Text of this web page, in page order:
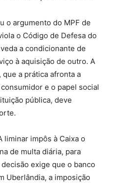
o argumento do MPF de
o Código de Defesa do
a condicionante de
à aquisição de outro. A
a prática afronta a
e o papel social
pública, deve
liminar impôs à Caixa o
de multa diária, para
exige que o banco
Uberlândia, a imposição